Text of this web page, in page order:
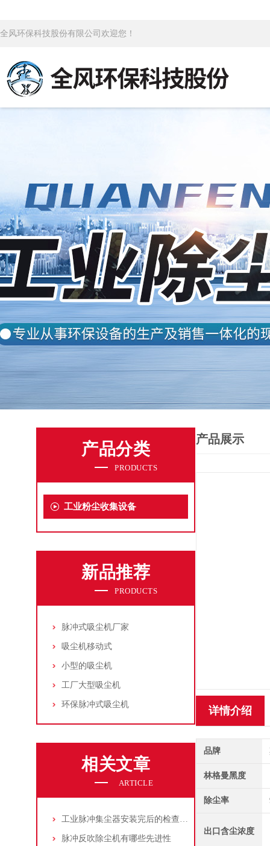
全风环保科技股份有限公司欢迎您！
产品分类
PRODUCTS
工业粉尘收集设备
新品推荐
PRODUCTS
脉冲式吸尘机厂家
吸尘机移动式
小型的吸尘机
工厂大型吸尘机
环保脉冲式吸尘机
相关文章
ARTICLE
工业脉冲集尘器安装完后的检查工作详解
脉冲反吹除尘机有哪些先进性
产品展示
详情介绍
品牌
林格曼黑度
除尘率
出口含尘浓度